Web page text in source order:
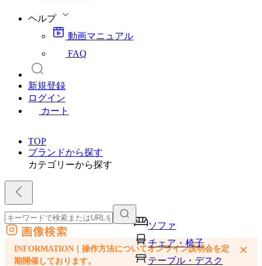
ヘルプ
動画マニュアル
FAQ
新規登録
ログイン
カート
TOP
ブランドから探す
カテゴリーから探す
ソファ
チェア・椅子
テーブル・デスク
外部サイトの商品をカートに追加
他のサイトで見つけた商品ページのURLを貼り付けて、カートに追加できます
画像検索
INFORMATION｜操作方法についてオンライン説明会を定
期開催しております。
×